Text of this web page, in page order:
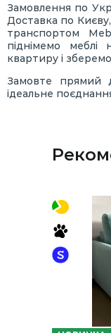
Замовлення по
Доставка по
транспортом
піднімемо
квартиру і
Замовте прямий
ідеальне